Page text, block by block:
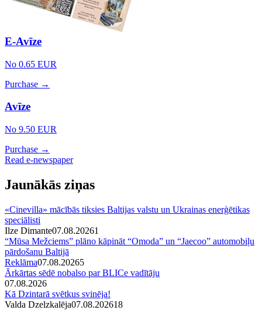
E-Avīze
No 0.65 EUR
Purchase →
Avīze
No 9.50 EUR
Purchase →
Read e-newspaper
Jaunākās ziņas
«Cinevilla» mācībās tiksies Baltijas valstu un Ukrainas enerģētikas
speciālisti
Ilze Dimante07.08.20261
“Mūsa Mežciems” plāno kāpināt “Omoda” un “Jaecoo” automobiļu
pārdošanu Baltijā
Reklāma07.08.20265
Ārkārtas sēdē nobalso par BLICe vadītāju
07.08.2026
Kā Dzintarā svētkus svinēja!
Valda Dzelzkalēja07.08.202618